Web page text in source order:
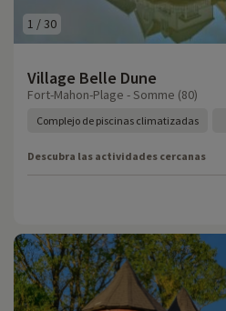
1 /30
Village Belle Dune
Fort-Mahon-Plage - Somme (80)
Complejo de piscinas climatizadas
Descubra las actividades cercanas